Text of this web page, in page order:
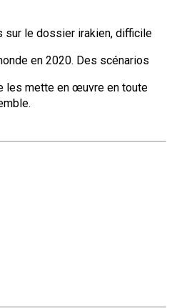
sur le dossier irakien, difficile
en 2020. Des scénarios
les mette en œuvre en toute